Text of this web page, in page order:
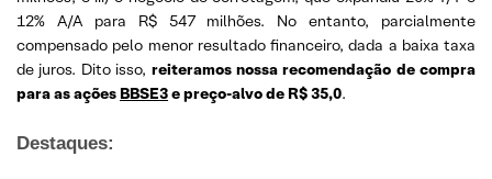
12% A/A para R$ 547 milhões. No entanto, parcialmente
compensado pelo menor resultado financeiro, dada a baixa taxa
de juros. Dito isso, reiteramos nossa recomendação de compra
para as ações BBSE3e preço-alvo de R$ 35,0.
Destaques: